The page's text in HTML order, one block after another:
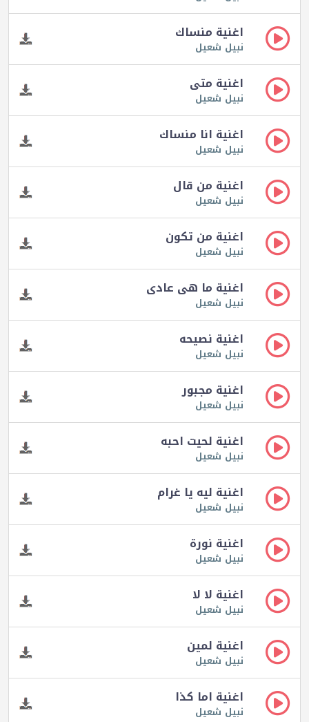
اغنية منساك
نبيل شعيل
اغنية متى
نبيل شعيل
اغنية انا منساك
نبيل شعيل
اغنية من قال
نبيل شعيل
اغنية من تكون
نبيل شعيل
اغنية ما هى عادى
نبيل شعيل
اغنية نصيحه
نبيل شعيل
اغنية مجبور
نبيل شعيل
اغنية لحيت احبه
نبيل شعيل
اغنية ليه يا غرام
نبيل شعيل
اغنية نورة
نبيل شعيل
اغنية لا لا
نبيل شعيل
اغنية لمين
نبيل شعيل
اغنية اما كذا
نبيل شعيل